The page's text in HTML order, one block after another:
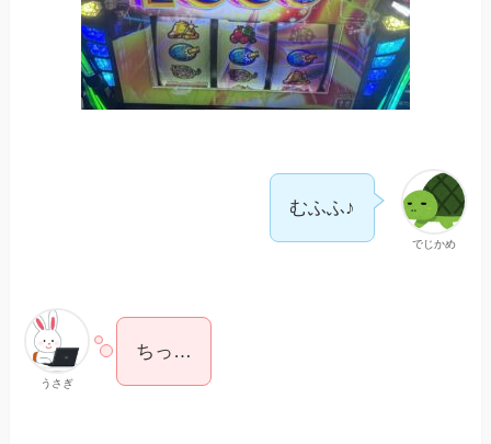
でじかめ
むふふ♪
うさぎ
ちっ…